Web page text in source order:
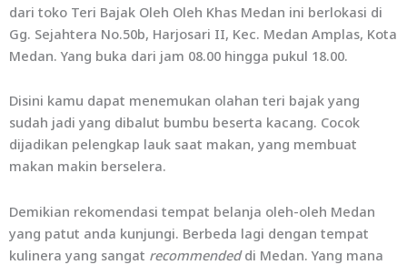
dari toko Teri Bajak Oleh Oleh Khas Medan ini berlokasi di
Gg. Sejahtera No.50b, Harjosari II, Kec. Medan Amplas, Kota
Medan. Yang buka dari jam 08.00 hingga pukul 18.00.
Disini kamu dapat menemukan olahan teri bajak yang
sudah jadi yang dibalut bumbu beserta kacang. Cocok
dijadikan pelengkap lauk saat makan, yang membuat
makan makin berselera.
Demikian rekomendasi tempat belanja oleh-oleh Medan
yang patut anda kunjungi. Berbeda lagi dengan tempat
kulinera yang sangat recommendeddi Medan. Yang mana